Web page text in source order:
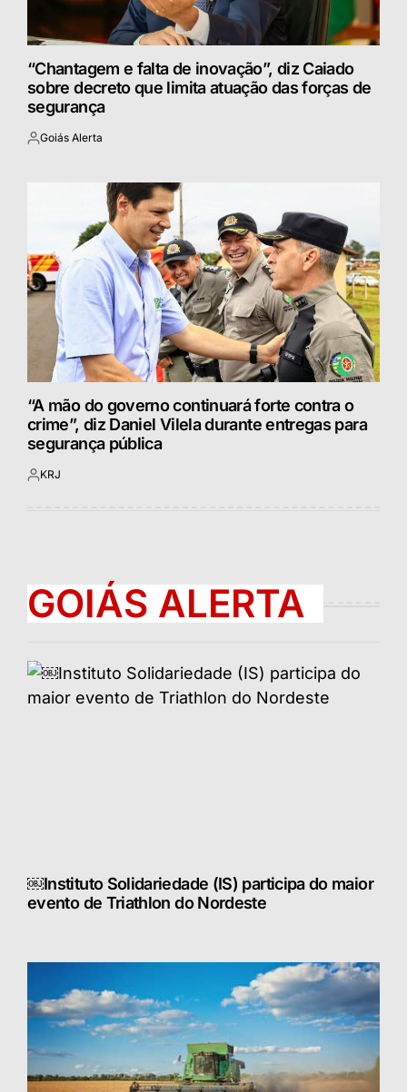
“Chantagem e falta de inovação”, diz Caiado
sobre decreto que limita atuação das forças de
segurança
Postado
Goiás Alerta
“A mão do governo continuará forte contra o
crime”, diz Daniel Vilela durante entregas para
segurança pública
Postado
KRJ
GOIÁS ALERTA
￼Instituto Solidariedade (IS) participa do maior
evento de Triathlon do Nordeste